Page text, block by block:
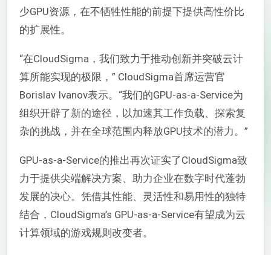
少GPU资源，在不牺牲性能的前提下提供高性价比
的扩展性。
“在CloudSigma，我们致力于推动创新并突破云计
算所能实现的极限，” CloudSigma首席运营官
Borislav Ivanov表示。“我们的GPU-as-a-Service为
组织开辟了新的途径，以加速其工作负载、探索复
杂的挑战，并在全球范围内释放GPU技术的潜力。”
GPU-as-a-Service的推出再次证实了CloudSigma致
力于提供尖端解决方案、助力企业在数字时代蓬勃
发展的决心。凭借其性能、灵活性和易用性的独特
结合，CloudSigma’s GPU-as-a-Service有望成为云
计算领域的游戏规则改变者。